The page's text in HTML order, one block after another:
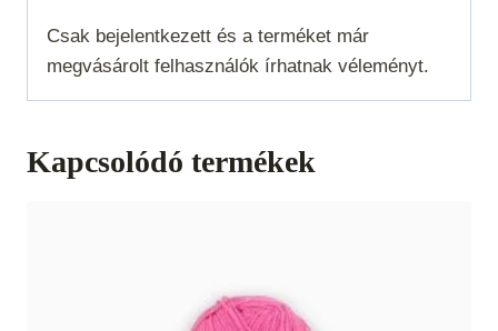
Csak bejelentkezett és a terméket már
megvásárolt felhasználók írhatnak véleményt.
Kapcsolódó termékek